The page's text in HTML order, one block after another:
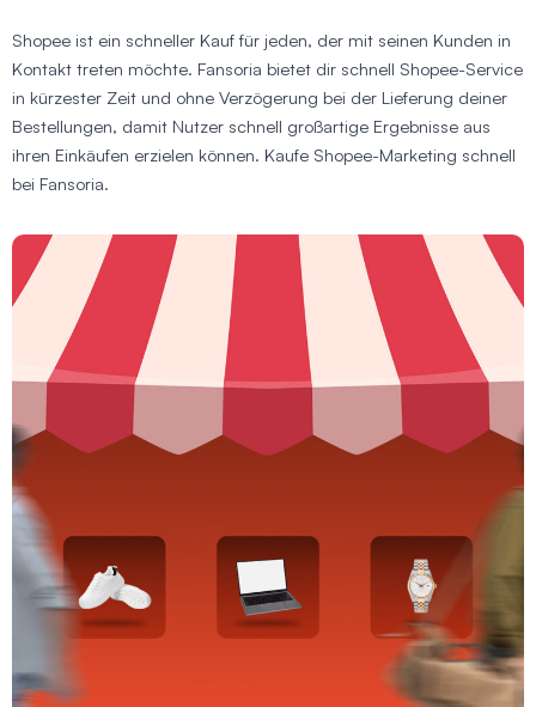
Shopee ist ein schneller Kauf für jeden, der mit seinen Kunden in
Kontakt treten möchte. Fansoria bietet dir schnell Shopee-Service
in kürzester Zeit und ohne Verzögerung bei der Lieferung deiner
Bestellungen, damit Nutzer schnell großartige Ergebnisse aus
ihren Einkäufen erzielen können. Kaufe Shopee-Marketing schnell
bei Fansoria.